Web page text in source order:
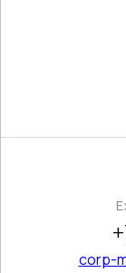
corp-